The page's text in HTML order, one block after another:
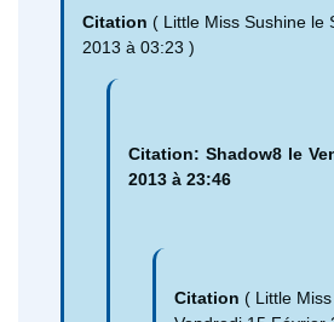
Citation ( Little Miss Sushine le
2013 à 03:23 )
Citation: Shadow8 le
2013 à 23:46
Citation ( Little